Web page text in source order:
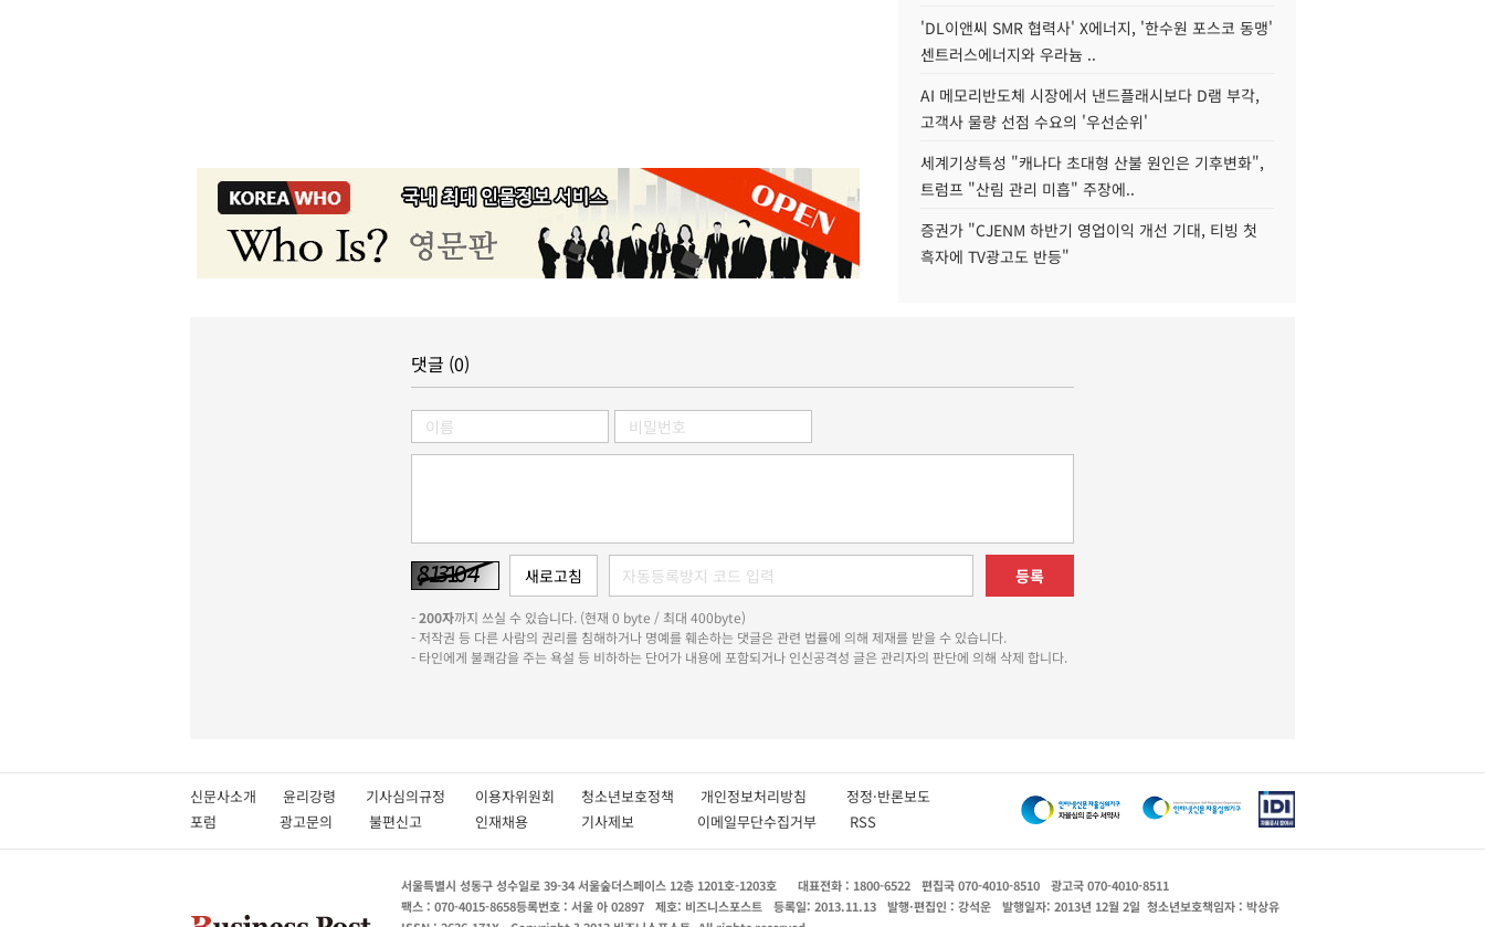
'DL이앤씨 SMR 협력사' X에너지, '한수원 포스코 동맹'
센트러스에너지와 우라늄 ..
AI 메모리반도체 시장에서 낸드플래시보다 D램 부각,
고객사 물량 선점 수요의 '우선순위'
세계기상특성 "캐나다 초대형 산불 원인은 기후변화",
트럼프 "산림 관리 미흡" 주장에..
증권가 "CJENM 하반기 영업이익 개선 기대, 티빙 첫
흑자에 TV광고도 반등"
댓글 (0)
등록
-200자까지 쓰실 수 있습니다. (현재 0 byte / 최대 400byte)
- 저작권 등 다른 사람의 권리를 침해하거나 명예를 훼손하는 댓글은 관련 법률에 의해 제재를 받을 수 있습니다.
- 타인에게 불쾌감을 주는 욕설 등 비하하는 단어가 내용에 포함되거나 인신공격성 글은 관리자의 판단에 의해 삭제 합니다.
신문사소개 윤리강령 기사심의규정 이용자위원회 청소년보호정책 개인정보처리방침 정정·반론보도
포럼
광고문의 불편신고 인재채용 기사제보 이메일무단수집거부 RSS
서울특별시 성동구 성수일로 39-34 서울숲더스페이스 12층 1201호-1203호 대표전화 : 1800-6522 편집국 070-4010-8510
광고국 070-4010-8511
팩스 : 070-4015-8658등록번호 : 서울 아 02897 제호: 비즈니스포스트 등록일: 2013.11.13 발행·편집인 : 강석운 발행일자: 2013년 12월 2일 청소년보호책임자 : 박상유